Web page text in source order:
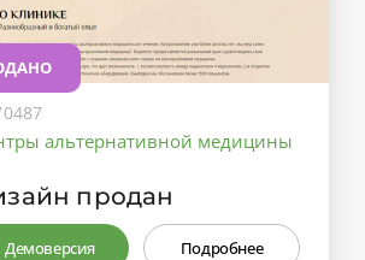
альтернативной медицины
продан
Демоверсия Подробнее